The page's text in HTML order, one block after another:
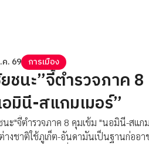
. 69 การเมือง
ชนะ”จี้ตำรวจภาค 8
มินี-สแกมเมอร์”
ะ"จี้ตำรวจภาค 8 คุมเข้ม "นอมินี-สแก
างชาติใช้ภูเก็ต-อันดามันเป็นฐานก่ออ